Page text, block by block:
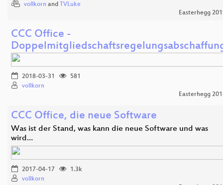
vollkorn and TVLuke
Easterhegg
CCC Office -
2018-03-31
581
vollkorn
Easterhegg
CCC Office, die neue Software
Was ist der Stand, was kann die neue Software und was
wird…
2017-04-17
1.3k
vollkorn